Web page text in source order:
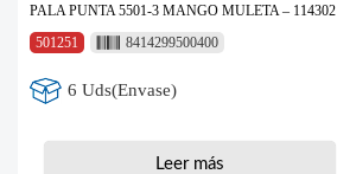
PALA PUNTA 5501-3 MANGO MULETA – 114302
501251
8414299500400
6 Uds(Envase)
Leer más